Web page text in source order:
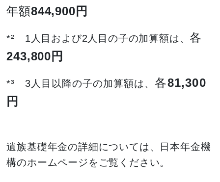
年額844,900円
*² 1人目および2人目の子の加算額は、各
243,800円
*³ 3人目以降の子の加算額は、各81,300
円
遺族基礎年金の詳細については、日本年金機
構のホームページをご覧ください。